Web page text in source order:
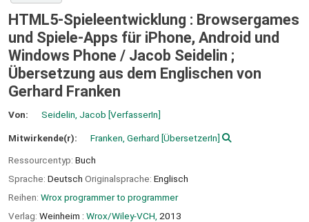
HTML5-Spieleentwicklung : Browsergames
und Spiele-Apps für iPhone, Android und
Windows Phone / Jacob Seidelin ;
Übersetzung aus dem Englischen von
Gerhard Franken
Von: Seidelin, Jacob [VerfasserIn]
Mitwirkende(r): Franken, Gerhard [ÜbersetzerIn]
Ressourcentyp: Buch
Sprache: Deutsch Originalsprache: Englisch
Reihen: Wrox programmer to programmer
Verlag: Weinheim : Wrox/Wiley-VCH, 2013